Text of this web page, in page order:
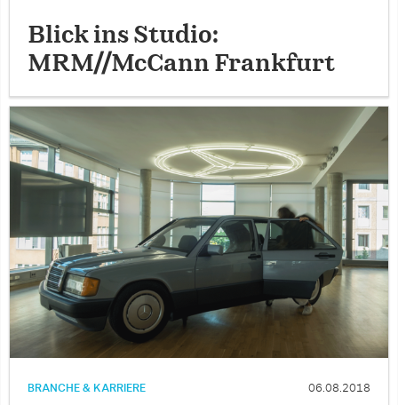
Blick ins Studio:
MRM//McCann Frankfurt
BRANCHE & KARRIERE 06.08.2018